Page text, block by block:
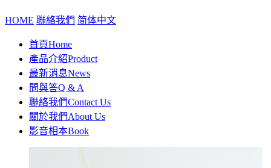
HOME 聯絡我們 简体中文
首頁Home
產品介紹Product
最新消息News
問與答Q & A
聯絡我們Contact Us
關於我們About Us
影音相本Book